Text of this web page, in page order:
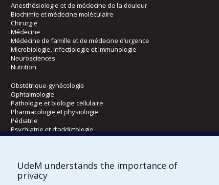
Anesthésiologie et de médecine de la douleur
Biochimie et médecine moléculaire
Chirurgie
Médecine
Médecine de famille et de médecine d’urgence
Microbiologie, infectiologie et immunologie
Neurosciences
Nutrition
Obstétrique-gynécologie
Ophtalmologie
Pathologie et biologie cellulaire
Pharmacologie et physiologie
Pédiatrie
Psychiatrie et d’addictologie
Radiologie, radio-oncologie et médecine nucléaire
Écoles
UdeM understands the importance of
privacy